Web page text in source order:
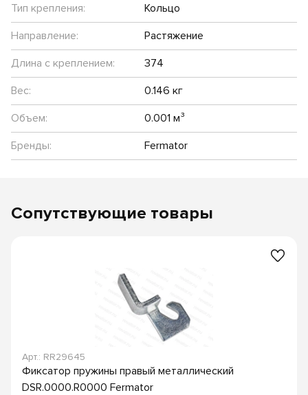
Тип крепления:
Кольцо
Направление:
Растяжение
Длина с креплением:
374
Вес:
0.146 кг
Объем:
0.001 м³
Бренды:
Fermator
Сопутствующие товары
Арт.: RR29645
Фиксатор пружины правый металлический
DSR.0000.R0000 Fermator